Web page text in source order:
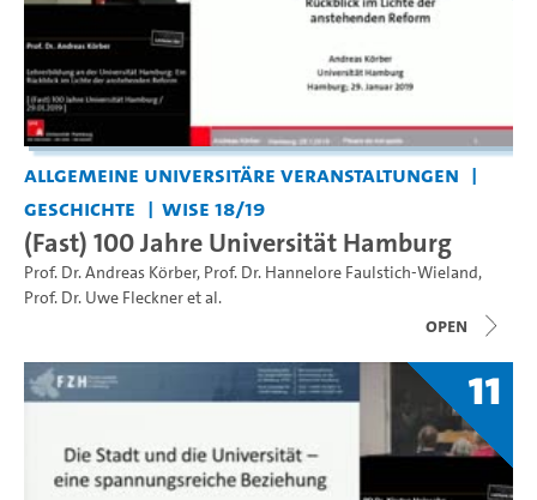
Allgemeine universitäre Veranstaltungen
Geschichte
WiSe 18/19
(Fast) 100 Jahre Universität Hamburg
Prof. Dr. Andreas Körber, Prof. Dr. Hannelore Faulstich-Wieland,
Prof. Dr. Uwe Fleckneret al.
open
11